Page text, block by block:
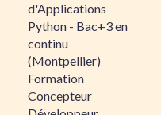
d'Applications
Python - Bac+3 en
continu
(Montpellier)
Formation
Concepteur